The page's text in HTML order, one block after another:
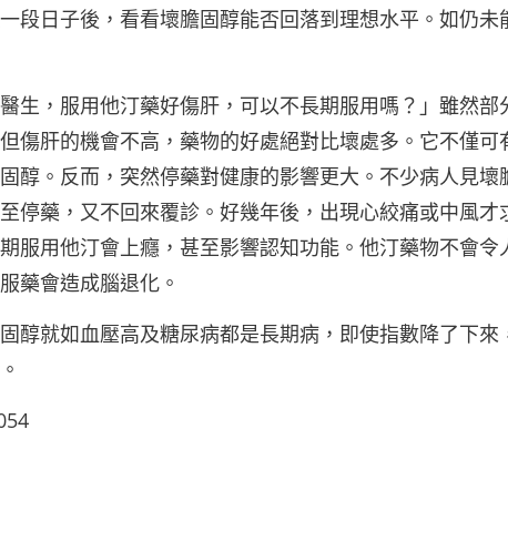
段日子後，看看壞膽固醇能否回落到理想水平。如仍
生，服用他汀藥好傷肝，可以不長期服用嗎？」雖然
傷肝的機會不高，藥物的好處絕對比壞處多。它不僅可
醇。反而，突然停藥對健康的影響更大。不少病人見壞
停藥，又不回來覆診。好幾年後，出現心絞痛或中風才
服用他汀會上癮，甚至影響認知功能。他汀藥物不會令
藥會造成腦退化。
醇就如血壓高及糖尿病都是長期病，即使指數降了下